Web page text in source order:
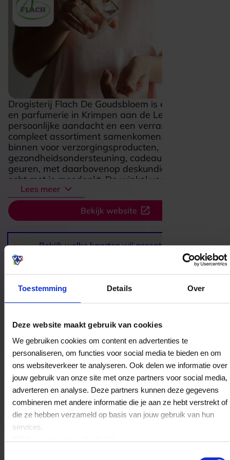
Toestemming Details Over
Deze website maakt gebruik van cookies
We gebruiken cookies om content en advertenties te
personaliseren, om functies voor social media te bieden en om
ons websiteverkeer te analyseren. Ook delen we informatie over
jouw gebruik van onze site met onze partners voor social media,
adverteren en analyse. Deze partners kunnen deze gegevens
combineren met andere informatie die je aan ze hebt verstrekt of
die ze hebben verzameld op basis van jouw gebruik van hun
services.
Drogisterij Flach De Goudsbloem is een drogisterij
en parfumerie in Krimpen aan de Lek waar
persoonlijke aandacht en een verrassend
compleet assortiment samenkomen. Je stapt
binnen voor verzorgingsproducten,
gezondheidsondersteuning, cadeaus en fijne
geuren, met daarbovenop deskundig advies dat
echt met je meedenkt. De winkel voelt vertrouwd
en toegankelijk, met scherpe aanbiedingen en
een praktische mix van alledaagse
benodigdheden en mooie extra’s. Ook voor
parfum navullen en pasfoto’s ben je hier aan het
juiste adres, wat een bezoek extra handig maakt.
Dat maakt De Goudsbloem tot zo’n plek waar je
niet alleen snel vindt wat je nodig hebt, maar ook
graag nog even verder rondkijkt.
Lees meer
Bekijk website
Bekijk welke kaarten wij accepteren
Bestedingslocaties
Drogisterij Flach De Goudsbloem B.V.
De Markt 319
2931EC
Krimpen aan de Lek
Veelgestelde Vragen